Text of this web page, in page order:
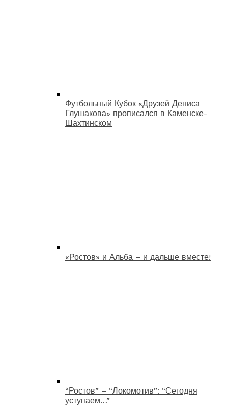
Футбольный Кубок «Друзей Дениса
Глушакова» прописался в Каменске-
Шахтинском
«Ростов» и Альба – и дальше вместе!
“Ростов” – “Локомотив”: “Сегодня
уступаем…”